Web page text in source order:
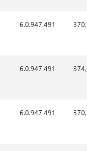
6.0.947.491
6.0.947.491
6.0.947.491